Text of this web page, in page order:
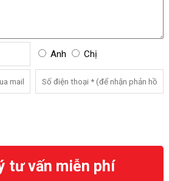
Anh Chị
tư vấn miễn phí